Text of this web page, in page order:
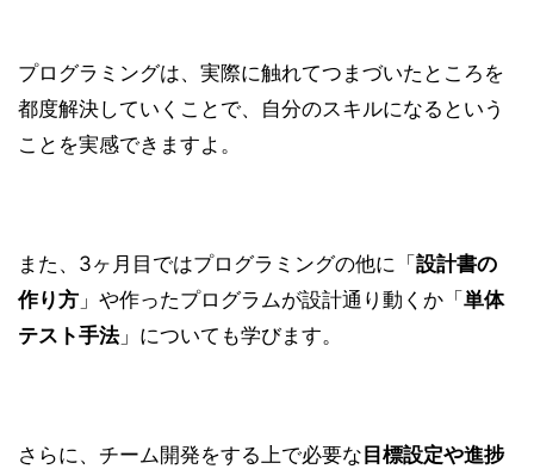
プログラミングは、実際に触れてつまづいたところを
都度解決していくことで、自分のスキルになるという
ことを実感できますよ。
また、3ヶ月目ではプログラミングの他に「 設計書の
作り方 」や作ったプログラムが設計通り動くか「 単体
テスト手法」についても学びます。
さらに、チーム開発をする上で必要な 目標設定や進捗